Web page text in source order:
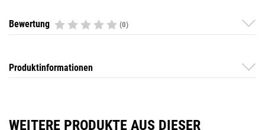
Bewertung (0)
Produktinformationen
WEITERE PRODUKTE AUS DIESER